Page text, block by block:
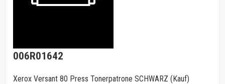
006R01642
Xerox Versant 80 Press Tonerpatrone SCHWARZ (Kauf)